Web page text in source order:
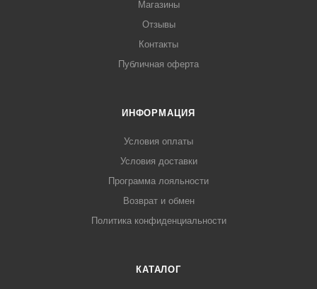
Магазины
Отзывы
Контакты
Публичная оферта
ИНФОРМАЦИЯ
Условия оплаты
Условия доставки
Программа лояльности
Возврат и обмен
Политика конфиденциальности
КАТАЛОГ